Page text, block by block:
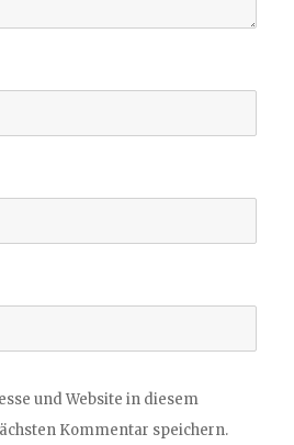
und Website in diesem
Kommentar speichern.